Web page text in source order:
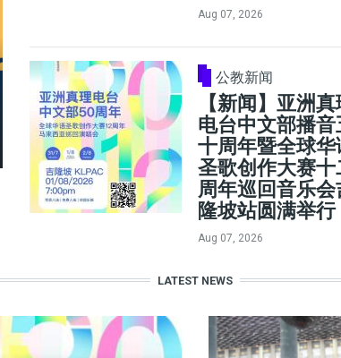
Aug 07, 2026
公教新闻
【新闻】亚洲真
电台中文部播音
十周年暨全球华
圣歌创作大赛十
周年巡回音乐会
隆坡站圆满举行
Aug 07, 2026
LATEST NEWS